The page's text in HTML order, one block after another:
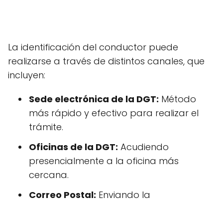
La identificación del conductor puede
realizarse a través de distintos canales, que
incluyen:
Sede electrónica de la DGT: Método
más rápido y efectivo para realizar el
trámite.
Oficinas de la DGT: Acudiendo
presencialmente a la oficina más
cercana.
Correo Postal: Enviando la